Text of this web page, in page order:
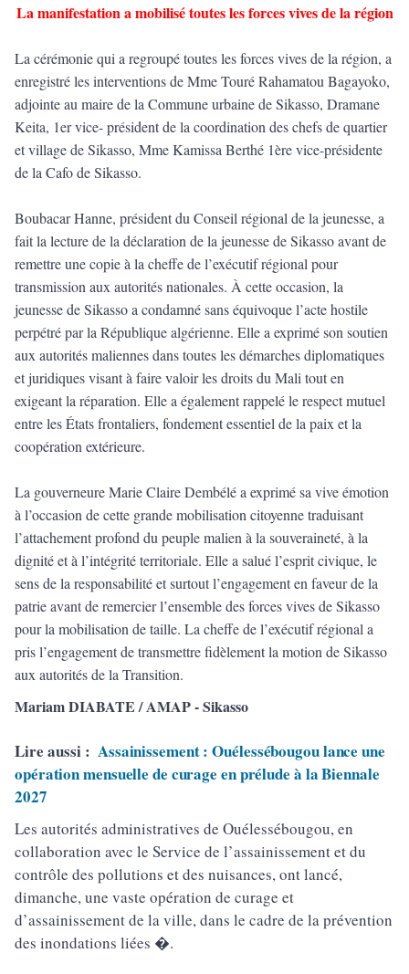
La manifestation a mobilisé toutes les forces vives de la région
La cérémonie qui a regroupé toutes les forces vives de la région, a
enregistré les interventions de Mme Touré Rahamatou Bagayoko,
adjointe au maire de la Commune urbaine de Sikasso, Dramane
Keita, 1er vice- président de la coordination des chefs de quartier
et village de Sikasso, Mme Kamissa Berthé 1ère vice-présidente
de la Cafo de Sikasso.
Boubacar Hanne, président du Conseil régional de la jeunesse, a
fait la lecture de la déclaration de la jeunesse de Sikasso avant de
remettre une copie à la cheffe de l’exécutif régional pour
transmission aux autorités nationales. À cette occasion, la
jeunesse de Sikasso a condamné sans équivoque l’acte hostile
perpétré par la République algérienne. Elle a exprimé son soutien
aux autorités maliennes dans toutes les démarches diplomatiques
et juridiques visant à faire valoir les droits du Mali tout en
exigeant la réparation. Elle a également rappelé le respect mutuel
entre les États frontaliers, fondement essentiel de la paix et la
coopération extérieure.
La gouverneure Marie Claire Dembélé a exprimé sa vive émotion
à l’occasion de cette grande mobilisation citoyenne traduisant
l’attachement profond du peuple malien à la souveraineté, à la
dignité et à l’intégrité territoriale. Elle a salué l’esprit civique, le
sens de la responsabilité et surtout l’engagement en faveur de la
patrie avant de remercier l’ensemble des forces vives de Sikasso
pour la mobilisation de taille. La cheffe de l’exécutif régional a
pris l’engagement de transmettre fidèlement la motion de Sikasso
aux autorités de la Transition.
Mariam DIABATE / AMAP - Sikasso
Lire aussi : Assainissement : Ouélessébougou lance une
opération mensuelle de curage en prélude à la Biennale
2027
Les autorités administratives de Ouélessébougou, en
collaboration avec le Service de l’assainissement et du
contrôle des pollutions et des nuisances, ont lancé,
dimanche, une vaste opération de curage et
d’assainissement de la ville, dans le cadre de la prévention
des inondations liées �.